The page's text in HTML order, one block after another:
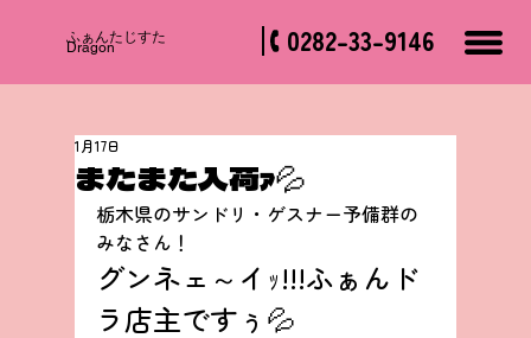
​ふぁんたじすた
Dragon 0282-33-9146
またまた入荷ｧ💦
1月17日
栃木県のサンドリ・ゲスナー予備群の
みなさん！
グンネェ～イｯ!!!ふぁんド
ラ店主ですぅ💦